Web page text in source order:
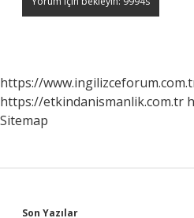
https://
https://etkindanismanlik.com.tr
Sitemap
Son Yazılar